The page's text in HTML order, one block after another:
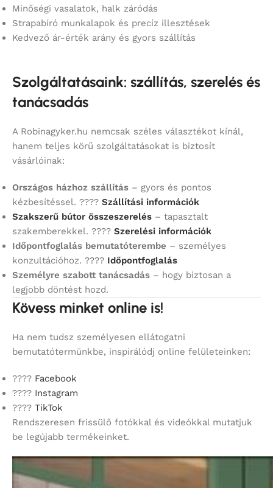
Minőségi vasalatok, halk záródás
Strapabíró munkalapok és precíz illesztések
Kedvező ár-érték arány és gyors szállítás
Szolgáltatásaink: szállítás, szerelés és
tanácsadás
A Robinagyker.hu nemcsak széles választékot kínál,
hanem teljes körű szolgáltatásokat is biztosít
vásárlóinak:
Országos házhoz szállítás – gyors és pontos
kézbesítéssel. ???? Szállítási információk
Szakszerű bútor összeszerelés – tapasztalt
szakemberekkel. ???? Szerelési információk
Időpontfoglalás bemutatóterembe – személyes
konzultációhoz. ???? Időpontfoglalás
Személyre szabott tanácsadás – hogy biztosan a
legjobb döntést hozd.
Kövess minket online is!
Ha nem tudsz személyesen ellátogatni
bemutatótermünkbe, inspirálódj online felületeinken:
???? Facebook
???? Instagram
???? TikTok
Rendszeresen frissülő fotókkal és videókkal mutatjuk
be legújabb termékeinket.